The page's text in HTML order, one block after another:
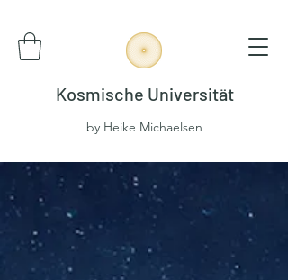
Kosmische Universität
by Heike Michaelsen